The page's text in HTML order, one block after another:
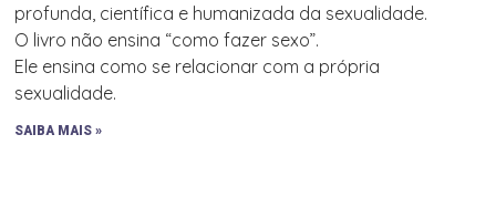
profunda, científica e humanizada da sexualidade.
O livro não ensina “como fazer sexo”.
Ele ensina como se relacionar com a própria
sexualidade.
SAIBA MAIS »